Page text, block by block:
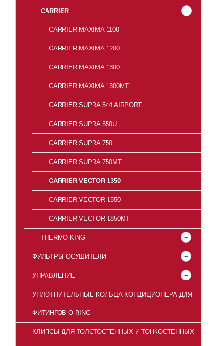
CARRIER
CARRIER MAXIMA 1100
СARRIER MAXIMA 1200
CARRIER MAXIMA 1300
CARRIER MAXIMA 1300MT
СARRIER SUPRA 544 AIRPORT
СARRIER SUPRA 550U
CARRIER SUPRA 750
СARRIER SUPRA 750MT
CARRIER VECTOR 1350
CARRIER VECTOR 1550
CARRIER VECTOR 1850MT
THERMO KING
ФИЛЬТРЫ-ОСУШИТЕЛИ
УПРАВЛЕНИЕ
УПЛОТНИТЕЛЬНЫЕ КОЛЬЦА КОНДИЦИОНЕРА ДЛЯ
ФИТИНГОВ O-RING
КЛИПСЫ ДЛЯ ТОЛСТОСТЕННЫХ И ТОНКОСТЕННЫХ